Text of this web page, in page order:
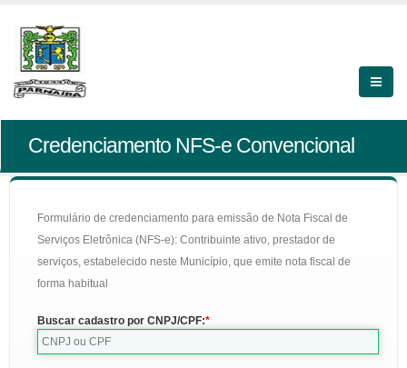
Credenciamento NFS-e Convencional
Formulário de credenciamento para emissão de Nota Fiscal de
Serviços Eletrônica (NFS-e): Contribuinte ativo, prestador de
serviços, estabelecido neste Município, que emite nota fiscal de
forma habitual
Buscar cadastro por CNPJ/CPF: